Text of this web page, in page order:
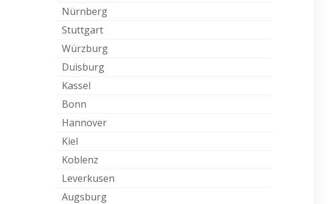
Nürnberg
Stuttgart
Würzburg
Duisburg
Kassel
Bonn
Hannover
Kiel
Koblenz
Leverkusen
Augsburg